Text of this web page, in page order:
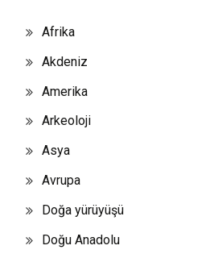
Afrika
Akdeniz
Amerika
Arkeoloji
Asya
Avrupa
Doğa yürüyüşü
Doğu Anadolu